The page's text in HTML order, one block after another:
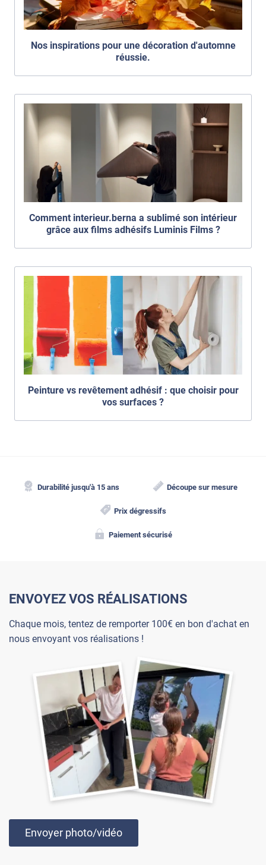
Nos inspirations pour une décoration d'automne
réussie.
Comment interieur.berna a sublimé son intérieur
grâce aux films adhésifs Luminis Films ?
Peinture vs revêtement adhésif : que choisir pour
vos surfaces ?
Durabilité jusqu'à 15 ans Découpe sur mesure
Prix dégressifs
Paiement sécurisé
ENVOYEZ VOS RÉALISATIONS
Chaque mois, tentez de remporter 100€ en bon d'achat en
nous envoyant vos réalisations !
Envoyer photo/vidéo